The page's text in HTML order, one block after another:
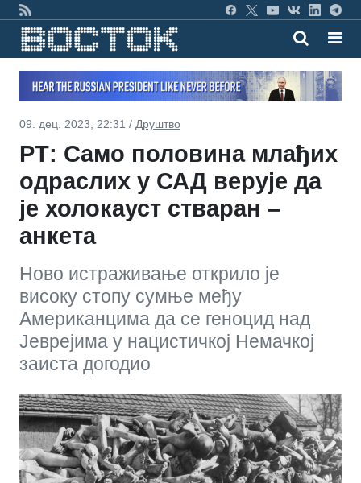
09. дец. 2023, 22:31 / Друштво
РТ: Само половина млађих
одраслих у САД верује да
је холокауст стваран –
анкета
Ново истраживање открило је
високу стопу сумње међу
Американцима да се геноцид над
Јеврејима у нацистичкој Немачкој
заиста догодио